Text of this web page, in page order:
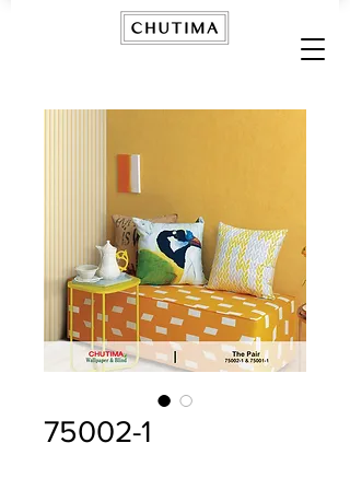
75002-1